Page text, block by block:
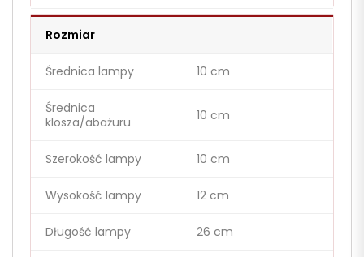
Rozmiar
Średnica lampy 10 cm
Średnica
klosza/abażuru
10 cm
Szerokość lampy 10 cm
Wysokość lampy 12 cm
Długość lampy 26 cm